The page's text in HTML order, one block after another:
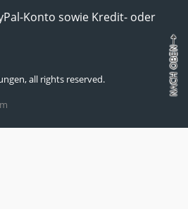
Konto sowie Kredit- oder
all rights reserved.